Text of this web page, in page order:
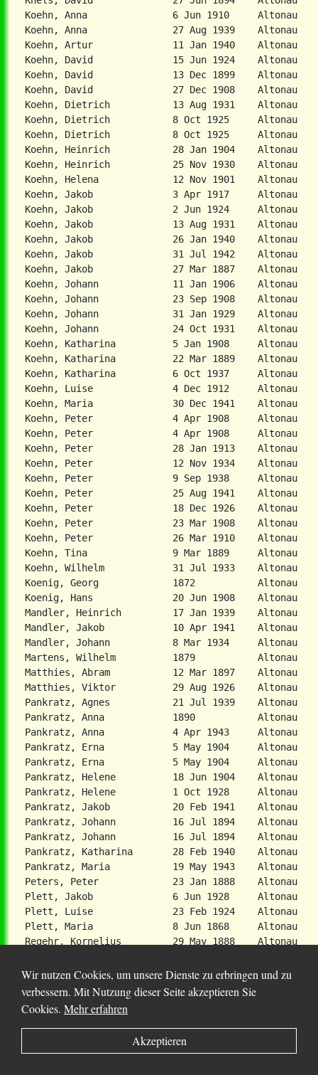
Wir nutzen Cookies, um unsere Dienste zu erbringen und zu
verbessern. Mit Nutzung dieser Seite akzeptieren Sie
Cookies. Mehr erfahren
Akzeptieren